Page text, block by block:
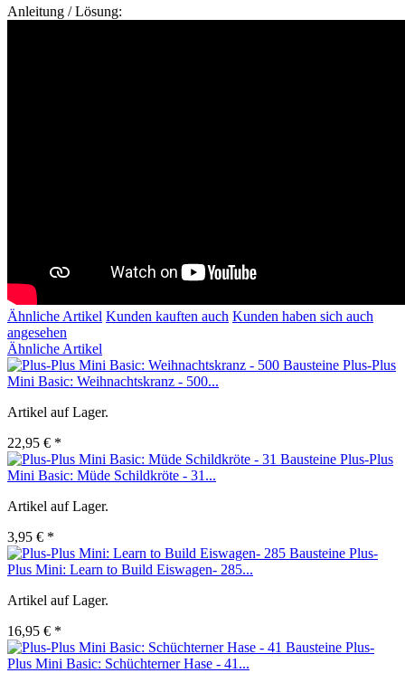
Anleitung / Lösung:
Ähnliche Artikel Kunden kauften auch Kunden haben sich auch
angesehen
Ähnliche Artikel
Plus-Plus
Mini Basic: Weihnachtskranz - 500...
Artikel auf Lager.
22,95 € *
Plus-Plus
Mini Basic: Müde Schildkröte - 31...
Artikel auf Lager.
3,95 € *
Plus-
Plus Mini: Learn to Build Eiswagen- 285...
Artikel auf Lager.
16,95 € *
Plus-
Plus Mini Basic: Schüchterner Hase - 41...